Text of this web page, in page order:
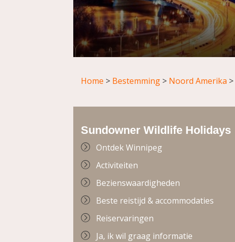
Home > Bestemming > Noord Amerika >
Sundowner Wildlife Holidays
Ontdek Winnipeg
Activiteiten
Bezienswaardigheden
Beste reistijd & accommodaties
Reiservaringen
Ja, ik wil graag informatie